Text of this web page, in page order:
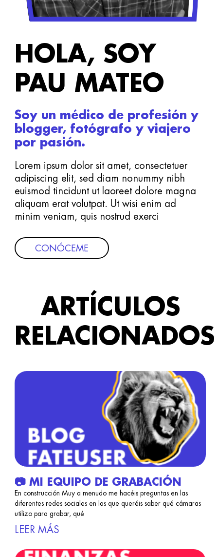
HOLA, SOY
PAU MATEO
Soy un médico de profesión y
blogger, fotógrafo y viajero
por pasión.
Lorem ipsum dolor sit amet, consectetuer
adipiscing elit, sed diam nonummy nibh
euismod tincidunt ut laoreet dolore magna
aliquam erat volutpat. Ut wisi enim ad
minim veniam, quis nostrud exerci
CONÓCEME
ARTÍCULOS
RELACIONADOS
📷 MI EQUIPO DE GRABACIÓN
En construcción Muy a menudo me hacéis preguntas en las
diferentes redes sociales en las que queréis saber qué cámaras
utilizo para grabar, qué
LEER MÁS